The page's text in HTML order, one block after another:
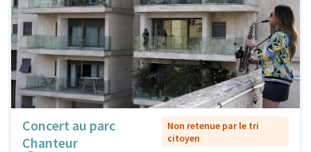
Concert au parc
Chanteur
Non retenue par le tri
citoyen